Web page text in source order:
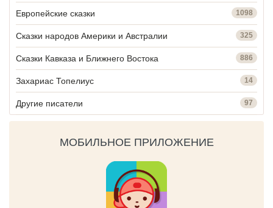
Европейские сказки 1098
Сказки народов Америки и Австралии 325
Сказки Кавказа и Ближнего Востока 886
Захариас Топелиус 14
Другие писатели 97
МОБИЛЬНОЕ ПРИЛОЖЕНИЕ